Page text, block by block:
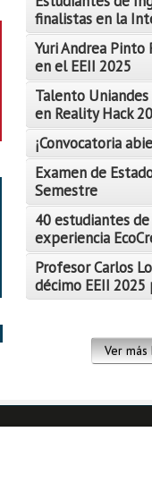
Leer Más
finalistas en la
Leer Más
Yuri Andrea Pinto
en el EEII 2025
Leer Más
Talento
en Reality Hack
¡Convocatoria
Examen de
Semestre
40 estudiantes
experiencia
Profesor Carlos
décimo EEII
Ver más